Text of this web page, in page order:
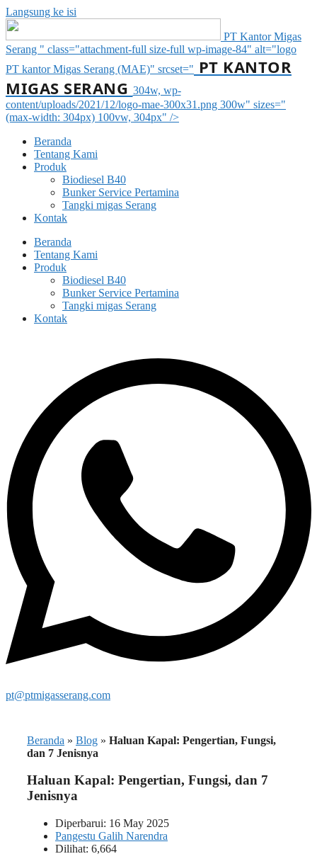
Langsung ke isi
PT Kantor Migas
Serang " class="attachment-full size-full wp-image-84" alt="logo
PT kantor Migas Serang (MAE)" srcset=" PT KANTOR
MIGAS SERANG 304w, wp-
content/uploads/2021/12/logo-mae-300x31.png 300w" sizes="
(max-width: 304px) 100vw, 304px" />
Beranda
Tentang Kami
Produk
Biodiesel B40
Bunker Service Pertamina
Tangki migas Serang
Kontak
Beranda
Tentang Kami
Produk
Biodiesel B40
Bunker Service Pertamina
Tangki migas Serang
Kontak
pt@ptmigasserang.com
Beranda » Blog » Haluan Kapal: Pengertian, Fungsi,
dan 7 Jenisnya
Haluan Kapal: Pengertian, Fungsi, dan 7
Jenisnya
Diperbarui: 16 May 2025
Pangestu Galih Narendra
Dilihat: 6,664